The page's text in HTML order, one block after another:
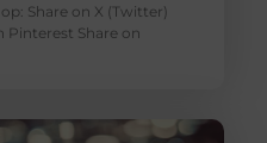
Share on X (Twitter)
Pinterest Share on